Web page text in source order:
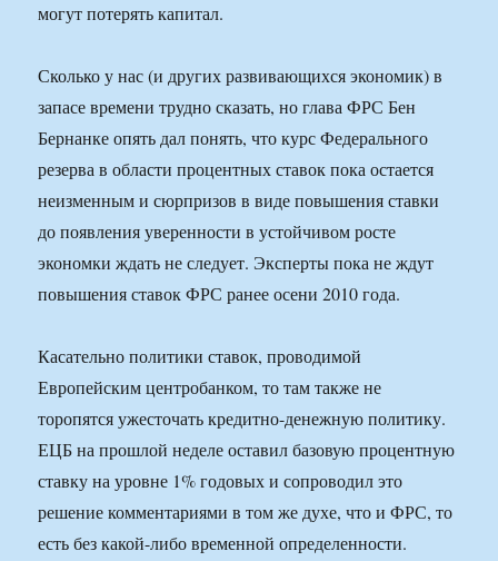
могут потерять капитал.
Сколько у нас (и других развивающихся экономик) в
запасе времени трудно сказать, но глава ФРС Бен
Бернанке опять дал понять, что курс Федерального
резерва в области процентных ставок пока остается
неизменным и сюрпризов в виде повышения ставки
до появления уверенности в устойчивом росте
экономки ждать не следует. Эксперты пока не ждут
повышения ставок ФРС ранее осени 2010 года.
Касательно политики ставок, проводимой
Европейским центробанком, то там также не
торопятся ужесточать кредитно-денежную политику.
ЕЦБ на прошлой неделе оставил базовую процентную
ставку на уровне 1% годовых и сопроводил это
решение комментариями в том же духе, что и ФРС, то
есть без какой-либо временной определенности.